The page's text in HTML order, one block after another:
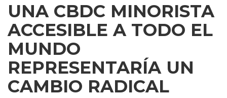
UNA CBDC MINORISTA
ACCESIBLE A TODO EL
MUNDO
REPRESENTARÍA UN
CAMBIO RADICAL